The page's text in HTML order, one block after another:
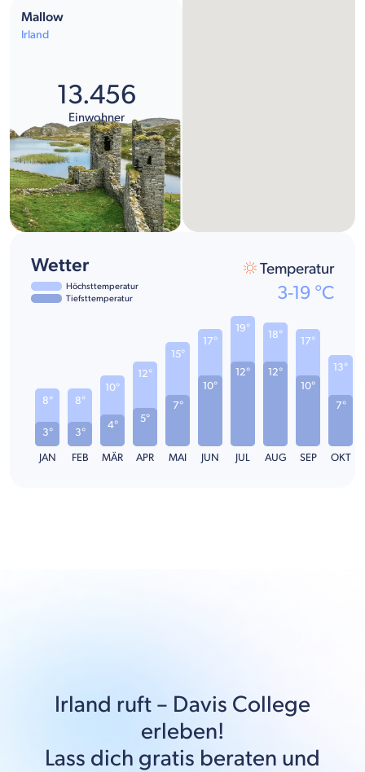
Mallow
Irland
13.456
Einwohner
Wetter
Höchsttemperatur
Tiefsttemperatur
Temperatur
3-19 °C
3°
8°
JAN
3°
8°
FEB
4°
10°
MÄR
5°
12°
APR
7°
15°
MAI
10°
17°
JUN
12°
19°
JUL
12°
18°
AUG
10°
17°
SEP
7°
13°
OKT
Irland ruft – Davis College
erleben!
Lass dich gratis beraten und